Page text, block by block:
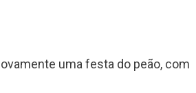
uma festa do peão, com